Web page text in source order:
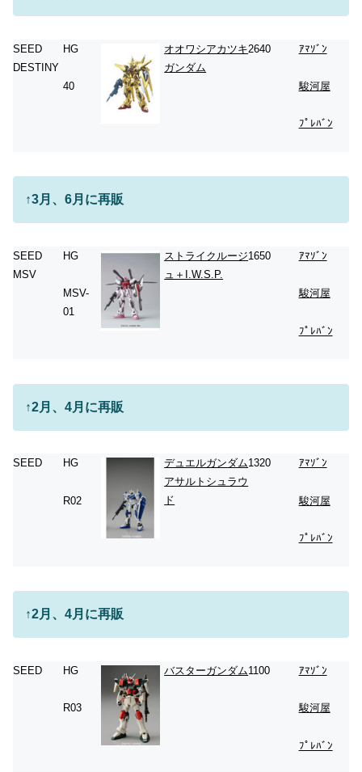
SEED
DESTINY
HG
40
オオワシアカツキ
ガンダム
2640 ｱﾏｿﾞﾝ
駿河屋
ﾌﾟﾚﾊﾞﾝ
↑3月、6月に再販
SEED
MSV
HG
MSV-
01
ストライクルージ
ュ＋I.W.S.P.
1650 ｱﾏｿﾞﾝ
駿河屋
ﾌﾟﾚﾊﾞﾝ
↑2月、4月に再販
SEED HG
R02
デュエルガンダム
アサルトシュラウ
ド
1320 ｱﾏｿﾞﾝ
駿河屋
ﾌﾟﾚﾊﾞﾝ
↑2月、4月に再販
SEED HG
R03
バスターガンダム1100 ｱﾏｿﾞﾝ
駿河屋
ﾌﾟﾚﾊﾞﾝ